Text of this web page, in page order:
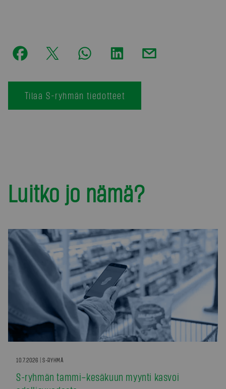
Tilaa S-ryhmän tiedotteet
Luitko jo nämä?
10.7.2026 | S-RYHMÄ
S-ryhmän tammi–kesäkuun myynti kasvoi